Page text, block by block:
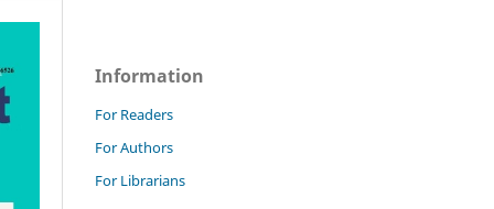
Information
For Readers
For Authors
For Librarians